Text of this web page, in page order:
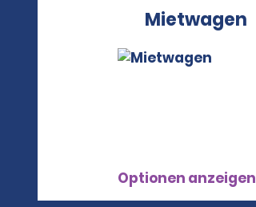
Mietwagen
Optionen anzeigen